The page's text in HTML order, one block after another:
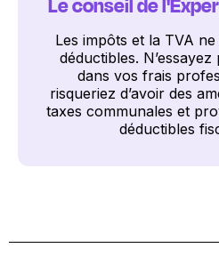
Le conseil de
Les impôts et la TVA
déductibles.
dans vos frais
risqueriez d’avoir des
taxes communales et
déductibles